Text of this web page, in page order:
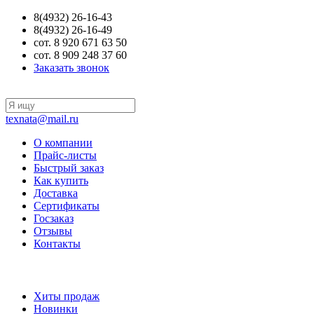
8(4932) 26-16-43
8(4932) 26-16-49
сот. 8 920 671 63 50
сот. 8 909 248 37 60
Заказать звонок
texnata@mail.ru
О компании
Прайс-листы
Быстрый заказ
Как купить
Доставка
Сертификаты
Госзаказ
Отзывы
Контакты
Хиты продаж
Новинки